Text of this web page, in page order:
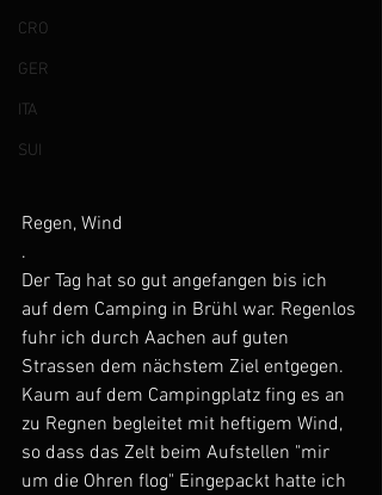
CRO
GER
ITA
SUI
Regen, Wind
.
Der Tag hat so gut angefangen bis ich
auf dem Camping in Brühl war. Regenlos
fuhr ich durch Aachen auf guten
Strassen dem nächstem Ziel entgegen.
Kaum auf dem Campingplatz fing es an
zu Regnen begleitet mit heftigem Wind,
so dass das Zelt beim Aufstellen "mir
um die Ohren flog" Eingepackt hatte ich